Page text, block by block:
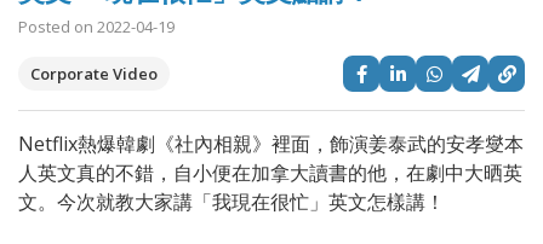
Posted on 2022-04-19
Corporate Video
Netflix熱爆韓劇《社內相親》裡面，飾演姜泰武的安孝燮本
人英文真的不錯，自小便在加拿大讀書的他，在劇中大晒英
文。今次就教大家講「我現在很忙」英文怎樣講！